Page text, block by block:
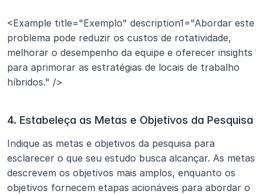
<Example title="Exemplo" description1="Abordar este
problema pode reduzir os custos de rotatividade,
melhorar o desempenho da equipe e oferecer insights
para aprimorar as estratégias de locais de trabalho
híbridos." />
4. Estabeleça as Metas e Objetivos da Pesquisa
Indique as metas e objetivos da pesquisa para
esclarecer o que seu estudo busca alcançar. As metas
descrevem os objetivos mais amplos, enquanto os
objetivos fornecem etapas acionáveis para abordar o